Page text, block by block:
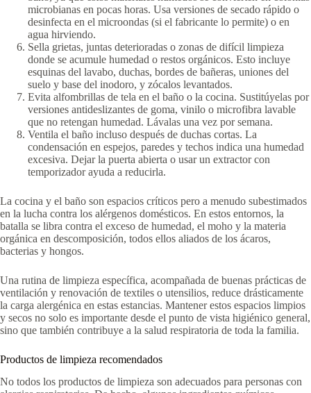
microbianas en pocas horas. Usa versiones de secado rápido o
desinfecta en el microondas (si el fabricante lo permite) o en
agua hirviendo.
Sella grietas, juntas deterioradas o zonas de difícil limpieza
donde se acumule humedad o restos orgánicos. Esto incluye
esquinas del lavabo, duchas, bordes de bañeras, uniones del
suelo y base del inodoro, y zócalos levantados.
Evita alfombrillas de tela en el baño o la cocina. Sustitúyelas por
versiones antideslizantes de goma, vinilo o microfibra lavable
que no retengan humedad. Lávalas una vez por semana.
Ventila el baño incluso después de duchas cortas. La
condensación en espejos, paredes y techos indica una humedad
excesiva. Dejar la puerta abierta o usar un extractor con
temporizador ayuda a reducirla.
La cocina y el baño son espacios críticos pero a menudo subestimados
en la lucha contra los alérgenos domésticos. En estos entornos, la
batalla se libra contra el exceso de humedad, el moho y la materia
orgánica en descomposición, todos ellos aliados de los ácaros,
bacterias y hongos.
Una rutina de limpieza específica, acompañada de buenas prácticas de
ventilación y renovación de textiles o utensilios, reduce drásticamente
la carga alergénica en estas estancias. Mantener estos espacios limpios
y secos no solo es importante desde el punto de vista higiénico general,
sino que también contribuye a la salud respiratoria de toda la familia.
Productos de limpieza recomendados
No todos los productos de limpieza son adecuados para personas con